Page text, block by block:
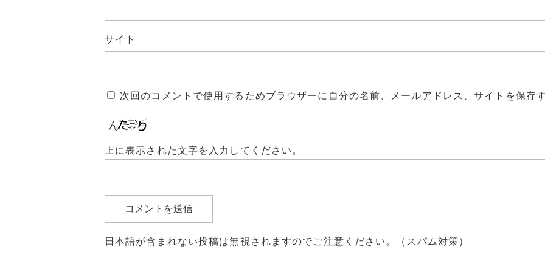
サイト
次回のコメントで使用するためブラウザーに自分の名前、メールアドレス、サイトを保存
上に表示された文字を入力してください。
日本語が含まれない投稿は無視されますのでご注意ください。（スパム対策）